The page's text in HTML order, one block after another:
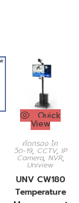
Quick
View
คัดกรอง โค
วิด-19, CCTV, IP
Camera, NVR,
Uniview
UNV CW180
Temperature